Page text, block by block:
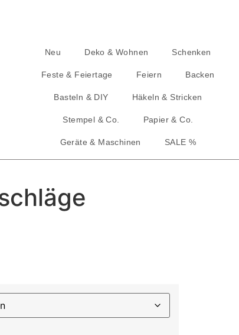
Neu Deko & Wohnen Schenken
Feste & Feiertage Feiern Backen
Basteln & DIY Häkeln & Stricken
Stempel & Co. Papier & Co.
Geräte & Maschinen SALE %